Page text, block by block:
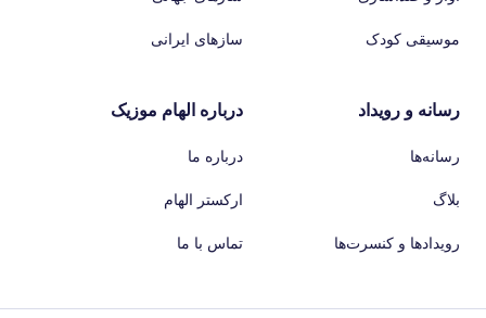
موسیقی کودک سازهای ایرانی
رسانه و رویداد
رسانه‌ها
بلاگ
رویدادها و کنسرت‌ها
درباره الهام موزیک
درباره ما
ارکستر الهام
تماس با ما